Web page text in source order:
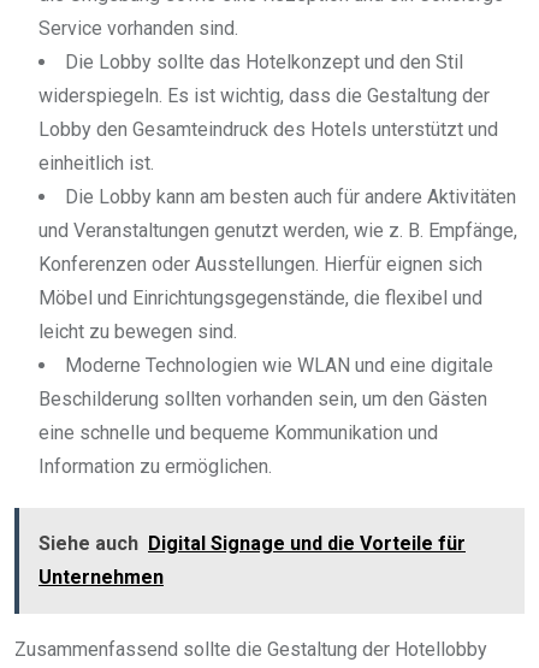
Service vorhanden sind.
Die Lobby sollte das Hotelkonzept und den Stil
widerspiegeln. Es ist wichtig, dass die Gestaltung der
Lobby den Gesamteindruck des Hotels unterstützt und
einheitlich ist.
Die Lobby kann am besten auch für andere Aktivitäten
und Veranstaltungen genutzt werden, wie z. B. Empfänge,
Konferenzen oder Ausstellungen. Hierfür eignen sich
Möbel und Einrichtungsgegenstände, die flexibel und
leicht zu bewegen sind.
Moderne Technologien wie WLAN und eine digitale
Beschilderung sollten vorhanden sein, um den Gästen
eine schnelle und bequeme Kommunikation und
Information zu ermöglichen.
Siehe auch Digital Signage und die Vorteile für
Unternehmen
Zusammenfassend sollte die Gestaltung der Hotellobby